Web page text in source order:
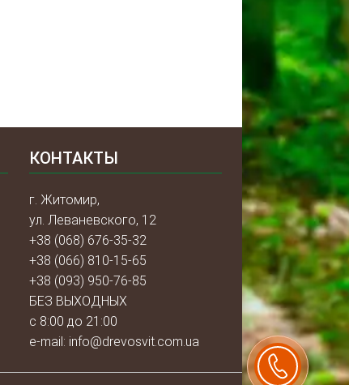
КОНТАКТЫ
г. Житомир,
ул. Леваневского, 12
+38 (068) 676-35-32
+38 (066) 810-15-65
+38 (093) 950-76-85
БЕЗ ВЫХОДНЫХ
с 8:00 до 21:00
e-mail: info@drevosvit.com.ua